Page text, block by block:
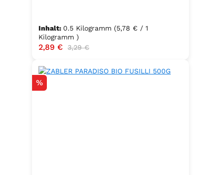
Inhalt: 0.5 Kilogramm (5,78 € / 1
Kilogramm )
Verkaufspreis:
2,89 € Regulärer Preis:
3,29 €
Rabatt
%